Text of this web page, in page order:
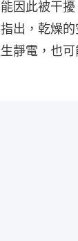
因此被干
出，乾燥
靜電，也